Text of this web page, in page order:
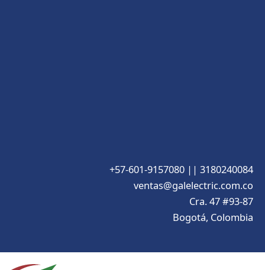
+57-601-9157080 || 3180240084
ventas@galelectric.com.co
Cra. 47 #93-87
Bogotá, Colombia